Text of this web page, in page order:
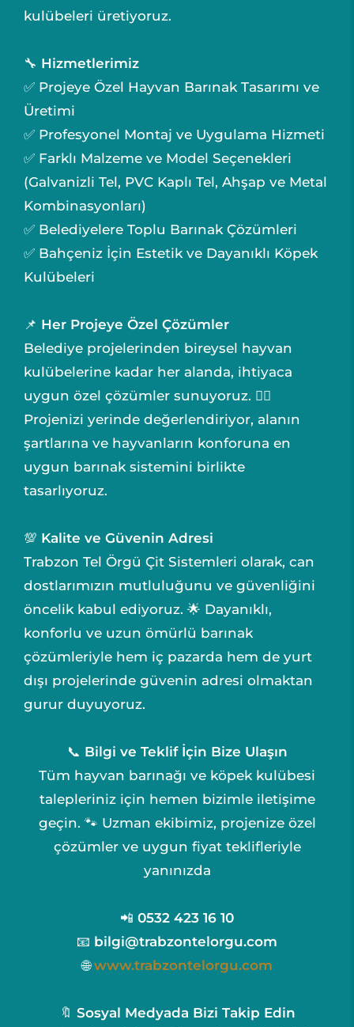
kulübeleri üretiyoruz.
🔧 Hizmetlerimiz
✅ Projeye Özel Hayvan Barınak Tasarımı ve
Üretimi
✅ Profesyonel Montaj ve Uygulama Hizmeti
✅ Farklı Malzeme ve Model Seçenekleri
(Galvanizli Tel, PVC Kaplı Tel, Ahşap ve Metal
Kombinasyonları)
✅ Belediyelere Toplu Barınak Çözümleri
✅ Bahçeniz İçin Estetik ve Dayanıklı Köpek
Kulübeleri
📌 Her Projeye Özel Çözümler
Belediye projelerinden bireysel hayvan
kulübelerine kadar her alanda, ihtiyaca
uygun özel çözümler sunuyoruz. 🐕‍🦺
Projenizi yerinde değerlendiriyor, alanın
şartlarına ve hayvanların konforuna en
uygun barınak sistemini birlikte
tasarlıyoruz.
💯 Kalite ve Güvenin Adresi
Trabzon Tel Örgü Çit Sistemleri olarak, can
dostlarımızın mutluluğunu ve güvenliğini
öncelik kabul ediyoruz. 🌟 Dayanıklı,
konforlu ve uzun ömürlü barınak
çözümleriyle hem iç pazarda hem de yurt
dışı projelerinde güvenin adresi olmaktan
gurur duyuyoruz.
📞 Bilgi ve Teklif İçin Bize Ulaşın
Tüm hayvan barınağı ve köpek kulübesi
talepleriniz için hemen bizimle iletişime
geçin. 🐾 Uzman ekibimiz, projenize özel
çözümler ve uygun fiyat teklifleriyle
yanınızda
📲 0532 423 16 10
📧 bilgi@trabzontelorgu.com
🌐www.trabzontelorgu.com
🔖 Sosyal Medyada Bizi Takip Edin